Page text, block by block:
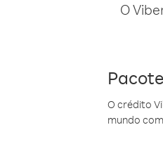
O
O crédito
mundo